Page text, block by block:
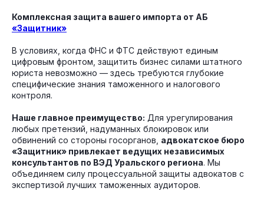
Комплексная защита вашего импорта от АБ
«Защитник»
В условиях, когда ФНС и ФТС действуют единым
цифровым фронтом, защитить бизнес силами штатного
юриста невозможно — здесь требуются глубокие
специфические знания таможенного и налогового
контроля.
Наше главное преимущество: Для урегулирования
любых претензий, надуманных блокировок или
обвинений со стороны госорганов, адвокатское бюро
«Защитник» привлекает ведущих независимых
консультантов по ВЭД Уральского региона. Мы
объединяем силу процессуальной защиты адвокатов с
экспертизой лучших таможенных аудиторов.